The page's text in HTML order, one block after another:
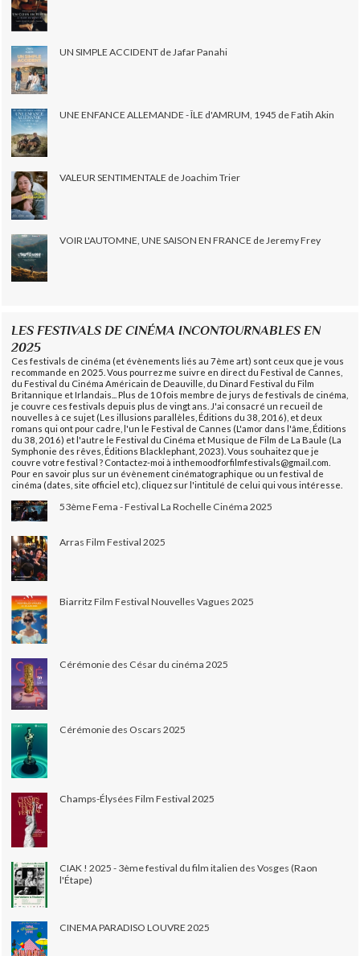
UN SIMPLE ACCIDENT de Jafar Panahi
UNE ENFANCE ALLEMANDE - ÎLE d'AMRUM, 1945 de Fatih Akin
VALEUR SENTIMENTALE de Joachim Trier
VOIR L'AUTOMNE, UNE SAISON EN FRANCE de Jeremy Frey
LES FESTIVALS DE CINÉMA INCONTOURNABLES EN
2025
Ces festivals de cinéma (et évènements liés au 7ème art) sont ceux que je vous
recommande en 2025. Vous pourrez me suivre en direct du Festival de Cannes,
du Festival du Cinéma Américain de Deauville, du Dinard Festival du Film
Britannique et Irlandais... Plus de 10 fois membre de jurys de festivals de cinéma,
je couvre ces festivals depuis plus de vingt ans. J'ai consacré un recueil de
nouvelles à ce sujet (Les illusions parallèles, Éditions du 38, 2016), et deux
romans qui ont pour cadre, l'un le Festival de Cannes (L'amor dans l'âme, Éditions
du 38, 2016) et l'autre le Festival du Cinéma et Musique de Film de La Baule (La
Symphonie des rêves, Éditions Blacklephant, 2023). Vous souhaitez que je
couvre votre festival ? Contactez-moi à inthemoodforfilmfestivals@gmail.com.
Pour en savoir plus sur un évènement cinématographique ou un festival de
cinéma (dates, site officiel etc), cliquez sur l'intitulé de celui qui vous intéresse.
53ème Fema - Festival La Rochelle Cinéma 2025
Arras Film Festival 2025
Biarritz Film Festival Nouvelles Vagues 2025
Cérémonie des César du cinéma 2025
Cérémonie des Oscars 2025
Champs-Élysées Film Festival 2025
CIAK ! 2025 - 3ème festival du film italien des Vosges (Raon
l'Étape)
CINEMA PARADISO LOUVRE 2025